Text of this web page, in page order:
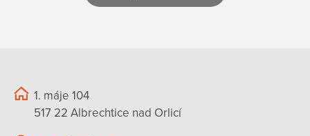
1. máje 104
517 22 Albrechtice nad Orlicí